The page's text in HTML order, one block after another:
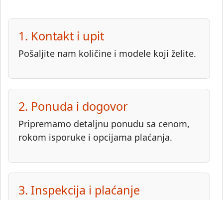
1. Kontakt i upit
Pošaljite nam količine i modele koji želite.
2. Ponuda i dogovor
Pripremamo detaljnu ponudu sa cenom,
rokom isporuke i opcijama plaćanja.
3. Inspekcija i plaćanje